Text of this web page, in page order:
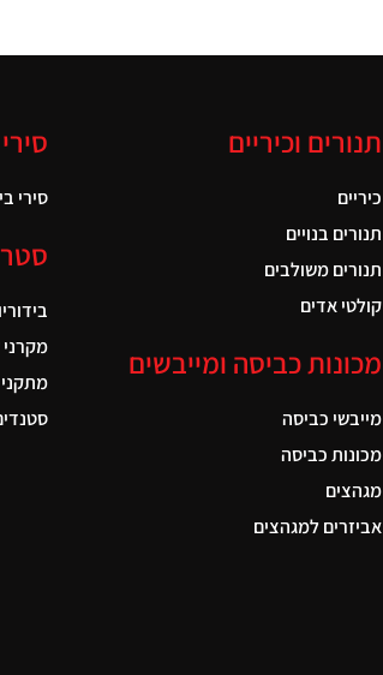
תנורים וכיריים
כיריים
תנורים בנויים
תנורים משולבים
קולטי אדים
מכונות כביסה ומייבשים
מייבשי כביסה
מכונות כביסה
מגהצים
אביזרים למגהצים
סירי
מקרני